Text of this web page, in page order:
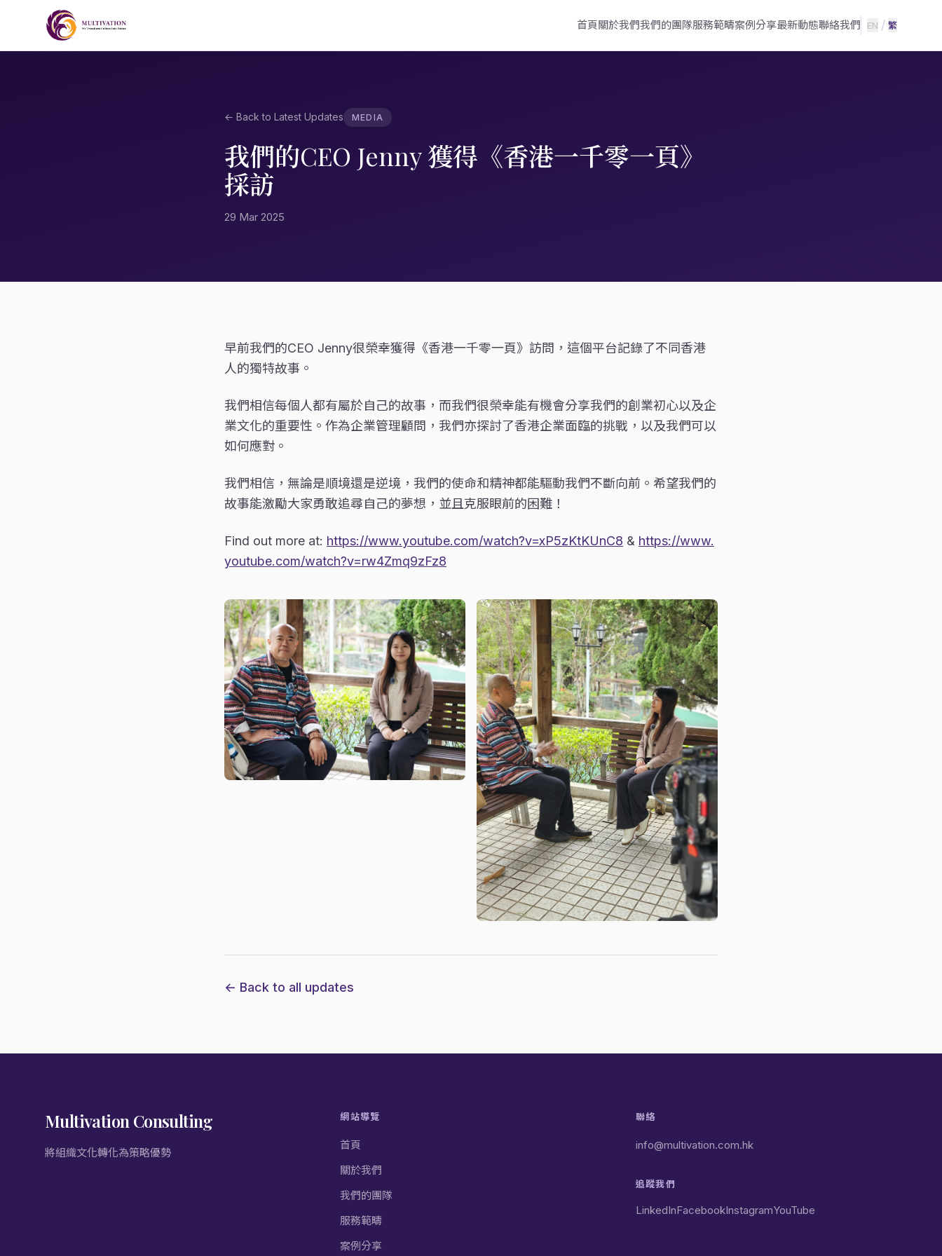
首頁關於我們我們的團隊服務範疇案例分享最新動態聯絡我們 EN / 繁
← Back to Latest Updates MEDIA
我們的CEO Jenny 獲得《香港一千零一頁》
採訪
29 Mar 2025
早前我們的CEO Jenny很榮幸獲得《香港一千零一頁》訪問，這個平台記錄了不同香港
人的獨特故事。
我們相信每個人都有屬於自己的故事，而我們很榮幸能有機會分享我們的創業初心以及企
業文化的重要性。作為企業管理顧問，我們亦探討了香港企業面臨的挑戰，以及我們可以
如何應對。
我們相信，無論是順境還是逆境，我們的使命和精神都能驅動我們不斷向前。希望我們的
故事能激勵大家勇敢追尋自己的夢想，並且克服眼前的困難！
Find out more at: https://www.youtube.com/watch?v=xP5zKtKUnC8 & https://www.
youtube.com/watch?v=rw4Zmq9zFz8
← Back to all updates
Multivation Consulting
將組織文化轉化為策略優勢
網站導覽
首頁
關於我們
我們的團隊
服務範疇
案例分享
聯絡
info@multivation.com.hk
追蹤我們
LinkedInFacebookInstagramYouTube